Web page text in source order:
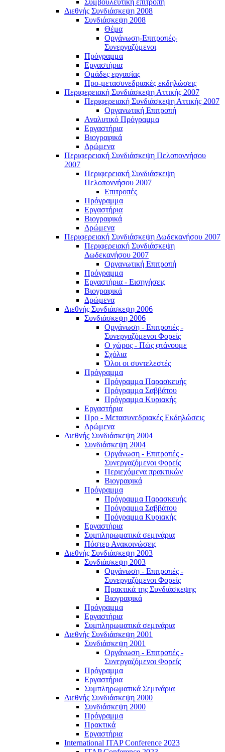
Συμβουλευτική επιτροπή
Διεθνής Συνδιάσκεψη 2008
Συνδιάσκεψη 2008
Θέμα
Οργάνωση-Επιτροπές-
Συνεργαζόμενοι
Πρόγραμμα
Εργαστήρια
Ομάδες εργασίας
Προ-μετασυνεδριακές εκδηλώσεις
Περιφερειακή Συνδιάσκεψη Αττικής 2007
Περιφερειακή Συνδιάσκεψη Αττικής 2007
Οργανωτική Επιτροπή
Αναλυτικό Πρόγραμμα
Εργαστήρια
Βιογραφικά
Δρώμενα
Περιφερειακή Συνδιάσκεψη Πελοποννήσου
2007
Περιφερειακή Συνδιάσκεψη
Πελοποννήσου 2007
Επιτροπές
Πρόγραμμα
Εργαστήρια
Βιογραφικά
Δρώμενα
Περιφερειακή Συνδιάσκεψη Δωδεκανήσου 2007
Περιφερειακή Συνδιάσκεψη
Δωδεκανήσου 2007
Οργανωτική Επιτροπή
Πρόγραμμα
Εργαστήρια - Εισηγήσεις
Βιογραφικά
Δρώμενα
Διεθνής Συνδιάσκεψη 2006
Συνδιάσκεψη 2006
Οργάνωση - Επιτροπές -
Συνεργαζόμενοι Φορείς
Ο χώρος - Πώς φτάνουμε
Σχόλια
Όλοι οι συντελεστές
Πρόγραμμα
Πρόγραμμα Παρασκευής
Πρόγραμμα Σαββάτου
Πρόγραμμα Κυριακής
Εργαστήρια
Προ - Μετασυνεδριακές Εκδηλώσεις
Δρώμενα
Διεθνής Συνδιάσκεψη 2004
Συνδιάσκεψη 2004
Οργάνωση - Επιτροπές -
Συνεργαζόμενοι Φορείς
Περιεχόμενα πρακτικών
Βιογραφικά
Πρόγραμμα
Πρόγραμμα Παρασκευής
Πρόγραμμα Σαββάτου
Πρόγραμμα Κυριακής
Εργαστήρια
Συμπληρωματικά σεμινάρια
Πόστερ Ανακοινώσεις
Διεθνής Συνδιάσκεψη 2003
Συνδιάσκεψη 2003
Οργάνωση - Επιτροπές -
Συνεργαζόμενοι Φορείς
Πρακτικά της Συνδιάσκεψης
Βιογραφικά
Πρόγραμμα
Εργαστήρια
Συμπληρωματικά σεμινάρια
Διεθνής Συνδιάσκεψη 2001
Συνδιάσκεψη 2001
Οργάνωση - Επιτροπές -
Συνεργαζόμενοι Φορείς
Πρόγραμμα
Εργαστήρια
Συμπληρωματικά Σεμινάρια
Διεθνής Συνδιάσκεψη 2000
Συνδιάσκεψη 2000
Πρόγραμμα
Πρακτικά
Εργαστήρια
International ITAP Conference 2023